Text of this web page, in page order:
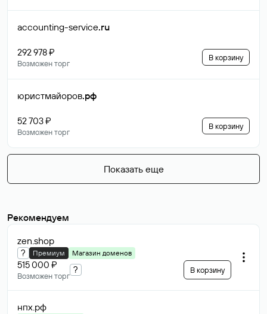
accounting-service.ru
292 978 ₽
Возможен торг
В корзину
юристмайоров.рф
52 703 ₽
Возможен торг
В корзину
Показать еще
Рекомендуем
zen.shop
? Премиум Магазин доменов
515 000 ₽
Возможен торг
? В корзину
нпх.рф